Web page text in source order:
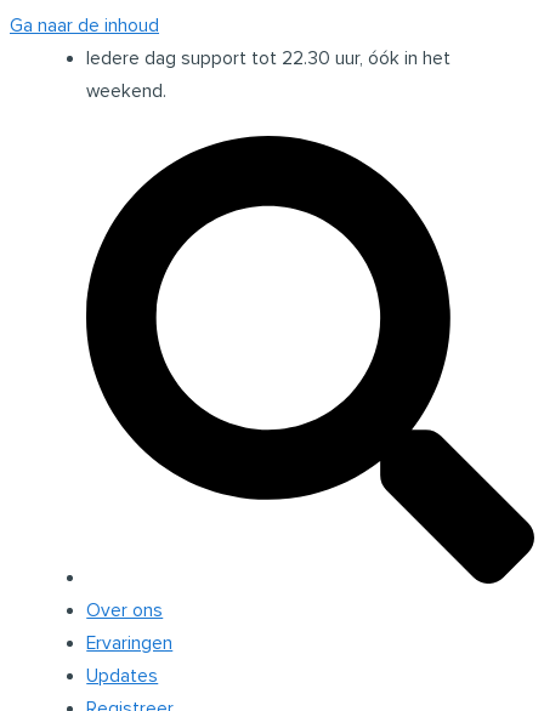
Ga naar de inhoud
Iedere dag support tot 22.30 uur, óók in het
weekend.
Over ons
Ervaringen
Updates